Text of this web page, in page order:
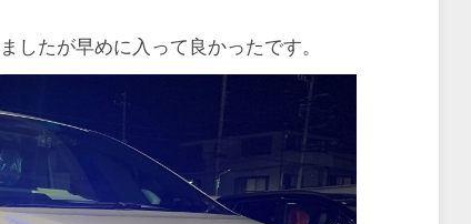
したが早めに入って良かったです。